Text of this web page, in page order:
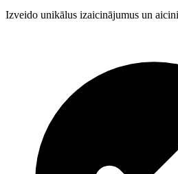
Izveido unikālus izaicinājumus un